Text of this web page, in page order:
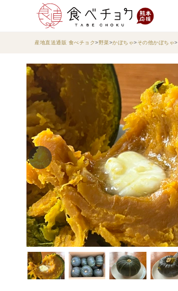
産地直送通販 食べチョク 野菜 かぼちゃ その他かぼちゃ